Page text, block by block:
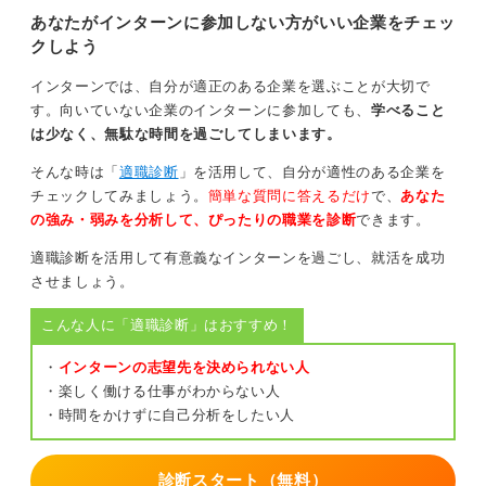
あなたがインターンに参加しない方がいい企業をチェッ
クしよう
インターンでは、自分が適正のある企業を選ぶことが大切で
す。向いていない企業のインターンに参加しても、 学べること
は少なく、無駄な時間を過ごしてしまいます。
そんな時は「 適職診断 」を活用して、自分が適性のある企業を
チェックしてみましょう。 簡単な質問に答えるだけで、あなた
の強み・弱みを分析して、ぴったりの職業を診断できます。
適職診断を活用して有意義なインターンを過ごし、就活を成功
させましょう。
こんな人に「適職診断」はおすすめ！
・ インターンの志望先を決められない人
・楽しく働ける仕事がわからない人
・時間をかけずに自己分析をしたい人
診断スタート（無料）